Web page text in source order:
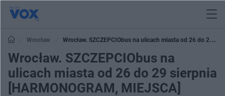
Wrocław
Wrocław. SZCZEPCIObus na ulicach miasta od 26 do 29
sierpnia [HARMONOGRAM, MIEJSCA]
Wrocław. SZCZEPCIObus na
ulicach miasta od 26 do 29 sierpnia
[HARMONOGRAM, MIEJSCA]